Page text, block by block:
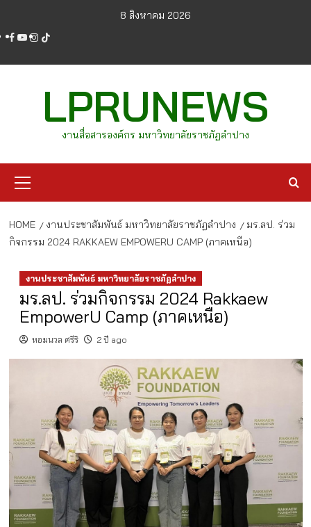
content
8 สิงหาคม 2026
facebook
youtube
instagram
tiktok
LPRUNEWS
งานสื่อสารองค์กร มหาวิทยาลัยราชภัฏลำปาง
Menu
HOME งานประชาสัมพันธ์ มหาวิทยาลัยราชภัฏลำปาง
มร.ลป. ร่วม
กิจกรรม 2024 RAKKAEW EMPOWERU CAMP (ภาคเหนือ)
งานประชาสัมพันธ์ มหาวิทยาลัยราชภัฏลำปาง
มร.ลป. ร่วมกิจกรรม 2024 Rakkaew
EmpowerU Camp (ภาคเหนือ)
หอมนวล ศรีริ 2 ปี ago